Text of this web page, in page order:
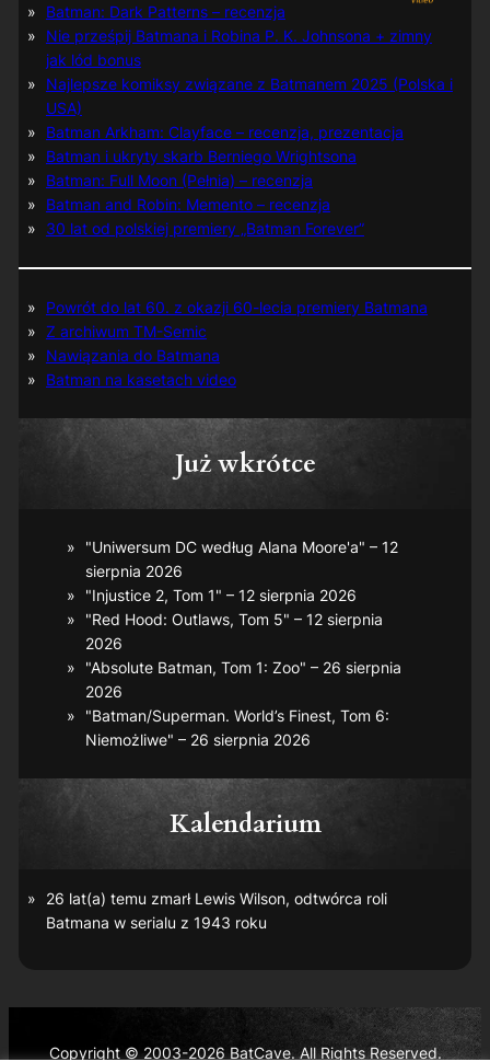
Batman: Dark Patterns – recenzja
Nie prześpij Batmana i Robina P. K. Johnsona + zimny
jak lód bonus
Najlepsze komiksy związane z Batmanem 2025 (Polska i
USA)
Batman Arkham: Clayface – recenzja, prezentacja
Batman i ukryty skarb Berniego Wrightsona
Batman: Full Moon (Pełnia) – recenzja
Batman and Robin: Memento – recenzja
30 lat od polskiej premiery „Batman Forever”
Powrót do lat 60. z okazji 60-lecia premiery Batmana
Z archiwum TM-Semic
Nawiązania do Batmana
Batman na kasetach video
Już wkrótce
"Uniwersum DC według Alana Moore'a" – 12
sierpnia 2026
"Injustice 2, Tom 1" – 12 sierpnia 2026
"Red Hood: Outlaws, Tom 5" – 12 sierpnia
2026
"Absolute Batman, Tom 1: Zoo" – 26 sierpnia
2026
"Batman/Superman. World’s Finest, Tom 6:
Niemożliwe" – 26 sierpnia 2026
Kalendarium
26 lat(a) temu zmarł Lewis Wilson, odtwórca roli
Batmana w serialu z 1943 roku
Copyright © 2003-2026 BatCave. All Rights Reserved.